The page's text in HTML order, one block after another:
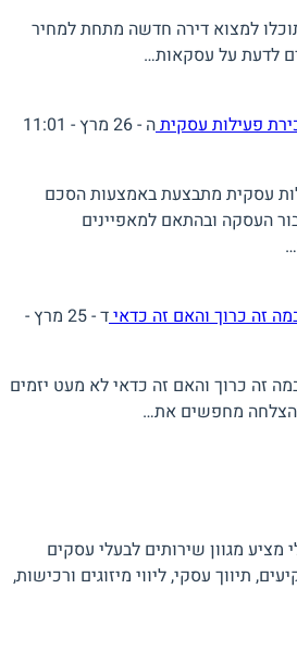
למצוא דירה חדשה מתחת למחיר
לדעת על עסקאות…
פעילות עסקית
ה - 26 מרץ - 11:01
עסקית מתבצעת באמצעות הסכם
העסקה ובהתאם למאפיינים
ד - 25 מרץ -
עסק בשנת 2022 במה זה כרוך והאם זה כדאי לא מעט יזמים
מחפשים את…
מציע מגוון שירותים לבעלי עסקים
תיווך עסקי, ליווי מיזוגים ורכישות,